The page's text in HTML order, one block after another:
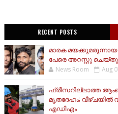
RECENT POSTS
മാരക
പേരെ അറസ്റ്റു ചെയ്തു
News Room Aug
ഫ്രീസറില്ലാത്ത
മൃതദേഹം; വീഴ്ചയിൽ
എഡിഎം